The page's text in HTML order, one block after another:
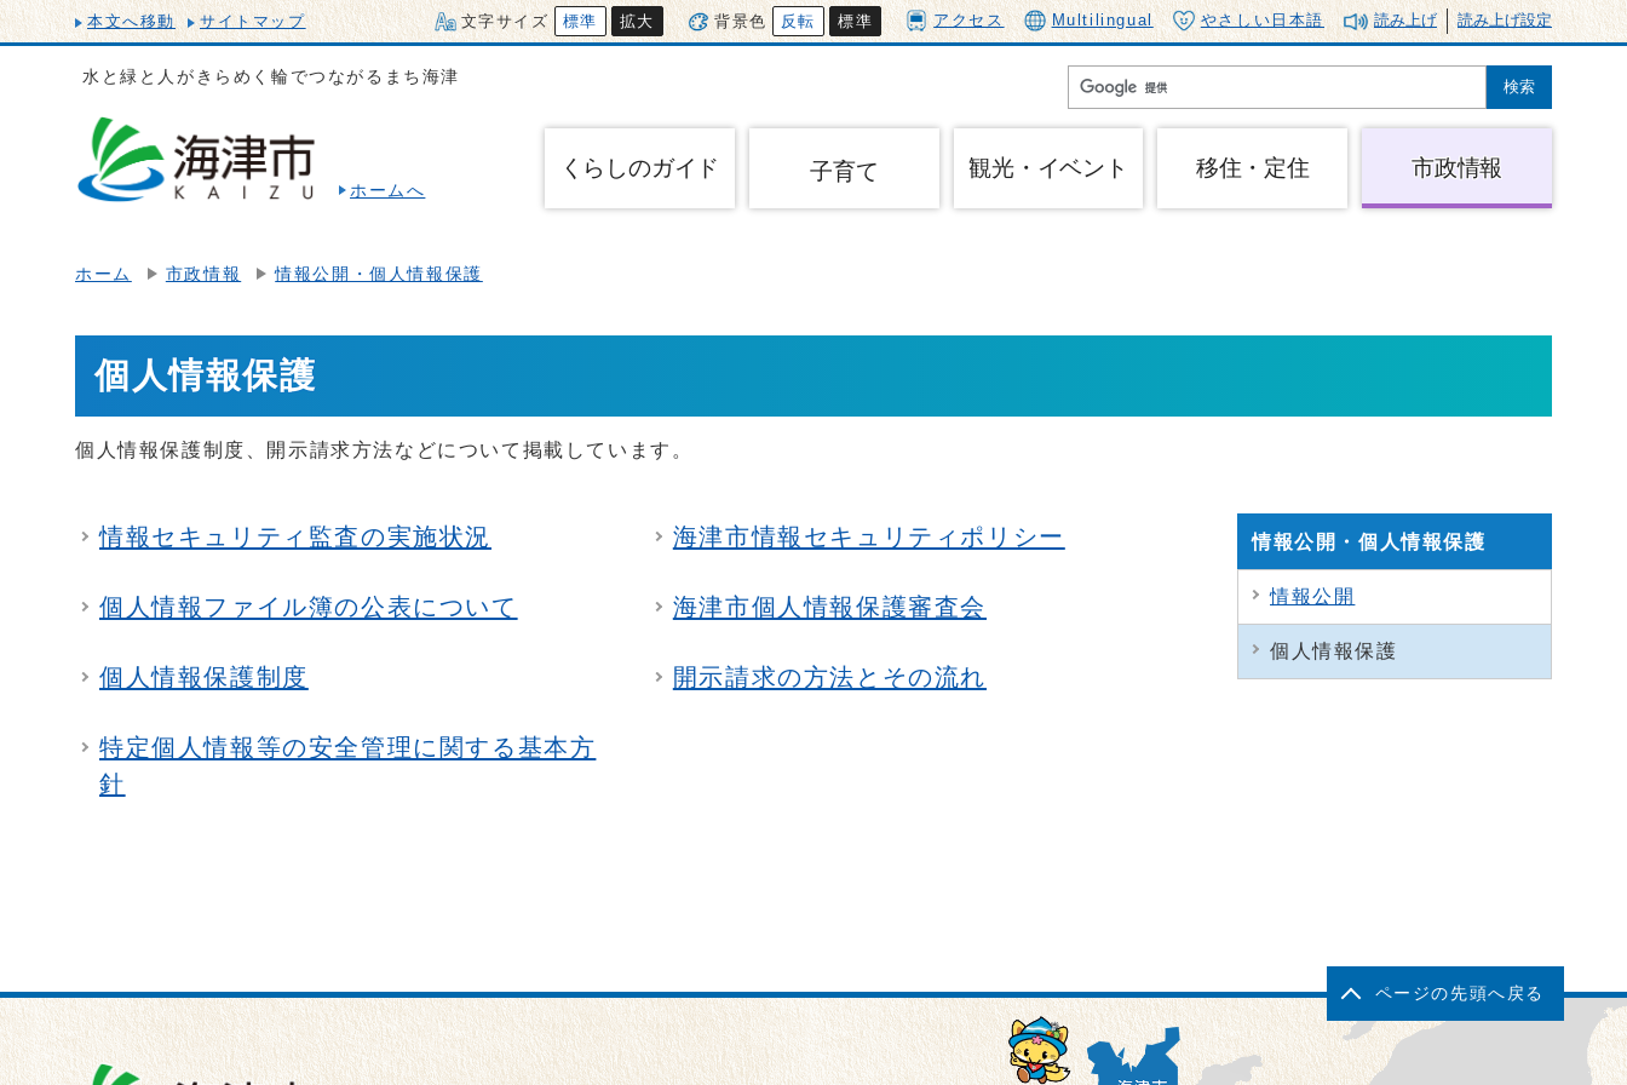
本文へ移動 サイトマップ 文字サイズ 標準 拡大 背景色 反転 標準 アクセス Multilingual やさしい日本語 読み上げ 読み上げ設定
水と緑と人がきらめく輪でつながるまち海津
ホームへ
くらしのガイド 子育て 観光・イベント 移住・定住 市政情報
ホーム 市政情報 情報公開・個人情報保護
個人情報保護
個人情報保護制度、開示請求方法などについて掲載しています。
情報セキュリティ監査の実施状況 海津市情報セキュリティポリシー
個人情報ファイル簿の公表について 海津市個人情報保護審査会
個人情報保護制度 開示請求の方法とその流れ
特定個人情報等の安全管理に関する基本方
針
情報公開・個人情報保護
情報公開
個人情報保護
ページの先頭へ戻る